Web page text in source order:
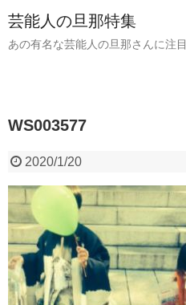
芸能人の旦那特集
あの有名な芸能人の旦那さんに注目
WS003577
2020/1/20